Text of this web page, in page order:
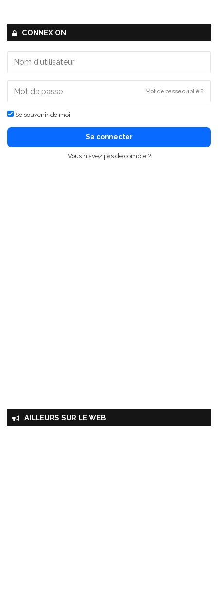
CONNEXION
Mot de passe oublié ?
Se souvenir de moi
Se connecter
Vous n'avez pas de compte ?
AILLEURS SUR LE WEB